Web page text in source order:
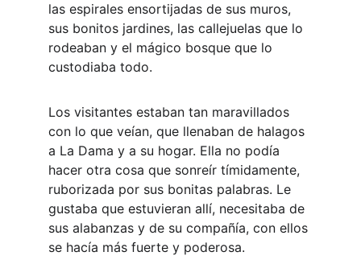
las espirales ensortijadas de sus muros,
sus bonitos jardines, las callejuelas que lo
rodeaban y el mágico bosque que lo
custodiaba todo.
Los visitantes estaban tan maravillados
con lo que veían, que llenaban de halagos
a La Dama y a su hogar. Ella no podía
hacer otra cosa que sonreír tímidamente,
ruborizada por sus bonitas palabras. Le
gustaba que estuvieran allí, necesitaba de
sus alabanzas y de su compañía, con ellos
se hacía más fuerte y poderosa.